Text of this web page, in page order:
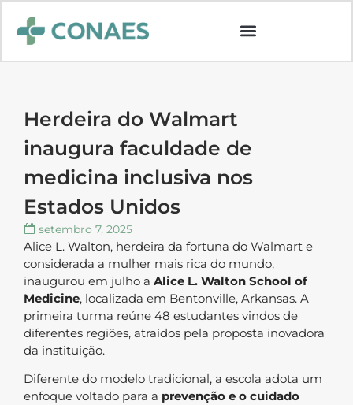
Herdeira do Walmart
inaugura faculdade de
medicina inclusiva nos
Estados Unidos
setembro 7, 2025
Alice L. Walton, herdeira da fortuna do Walmart e
considerada a mulher mais rica do mundo,
inaugurou em julho a Alice L. Walton School of
Medicine, localizada em Bentonville, Arkansas. A
primeira turma reúne 48 estudantes vindos de
diferentes regiões, atraídos pela proposta inovadora
da instituição.
Diferente do modelo tradicional, a escola adota um
enfoque voltado para a prevenção e o cuidado